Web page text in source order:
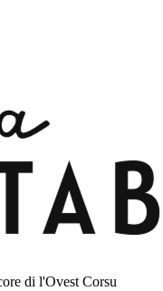
di l'Ovest Corsu